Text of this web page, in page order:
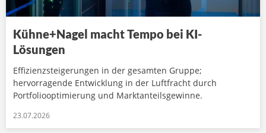
Kühne+Nagel macht Tempo bei KI-
Lösungen
Effizienzsteigerungen in der gesamten Gruppe;
hervorragende Entwicklung in der Luftfracht durch
Portfoliooptimierung und Marktanteilsgewinne.
23.07.2026